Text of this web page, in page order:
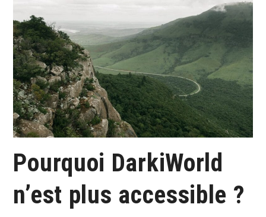
Pourquoi DarkiWorld
n’est plus accessible ?